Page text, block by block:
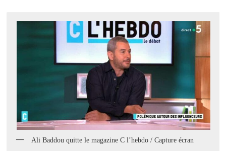
Ali Baddou quitte le magazine C l’hebdo / Capture écran